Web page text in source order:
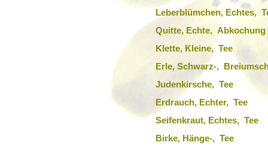
Leberblümchen, Echtes,
Quitte, Echte, Abkochung
Klette, Kleine, Tee
Erle, Schwarz-,
Judenkirsche, Tee
Erdrauch, Echter, Tee
Seifenkraut, Echtes, Tee
Birke, Hänge-, Tee